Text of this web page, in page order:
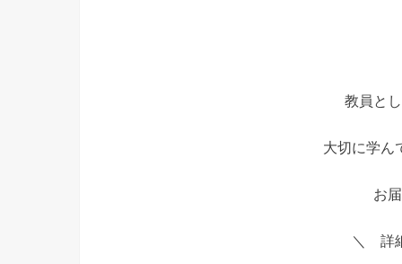
教員と
大切に学ん
お
＼ 詳